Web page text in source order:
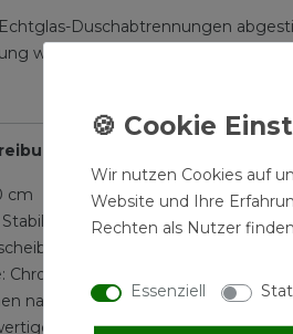
Duschabtrennungen
wird einem damit erleichtert –
cm
203 cm
Sicherheitsglas (ESG) klar
Chromoptik
nach außen
Knopfgriff Chrom
Wir nutzen Cookies auf
Website und Ihre
Rechten als Nutzer
Essenziell